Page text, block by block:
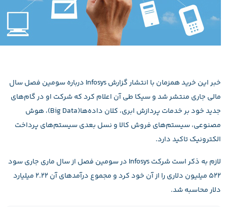
خبر این خرید همزمان با انتشار گزارش Infosys درباره سومین فصل سال
مالی جاری منتشر شد و سیکا طی آن اعلام کرد که شرکت او در گام‌های
جدید خود بر خدمات پردازش ابری، کلان داده‌ها(Big Data)، هوش
مصنوعی، سیستم‌های فروش کالا و نسل بعدی سیستم‌های پرداخت
الکترونیک تاکید دارد.
لازم به ذکر است شرکت Infosys در سومین فصل از سال ماری جاری سود
۵۲۲ میلیون دلاری را از آن خود کرد و مجموع درآمدهای آن ۲.۲۲ میلیارد
دلار محاسبه شد.